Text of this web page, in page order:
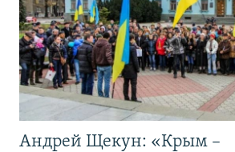
Андрей Щекун: «Крым –